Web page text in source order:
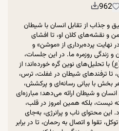
962
و جذاب از تقابل انسان با شیطان
نقشه‌های کلان او، تا افشای
نهایت پرده‌برداری از «موشن» و
زندگی روزمره ما. در این جلسات،
تحلیل‌های نوین گره خورده‌اند؛ از
تا ترفندهای شیطان در غفلت، ترس،
با بیانی رسانه‌ای و پرکشش،
و شیطان ارائه می‌دهد؛ مبارزه‌ای
نیست، بلکه همین امروز در قلب،
محتوای ناب و پرانرژی، به‌جای
تقوا و اتصال به رحمان، تا در برابر